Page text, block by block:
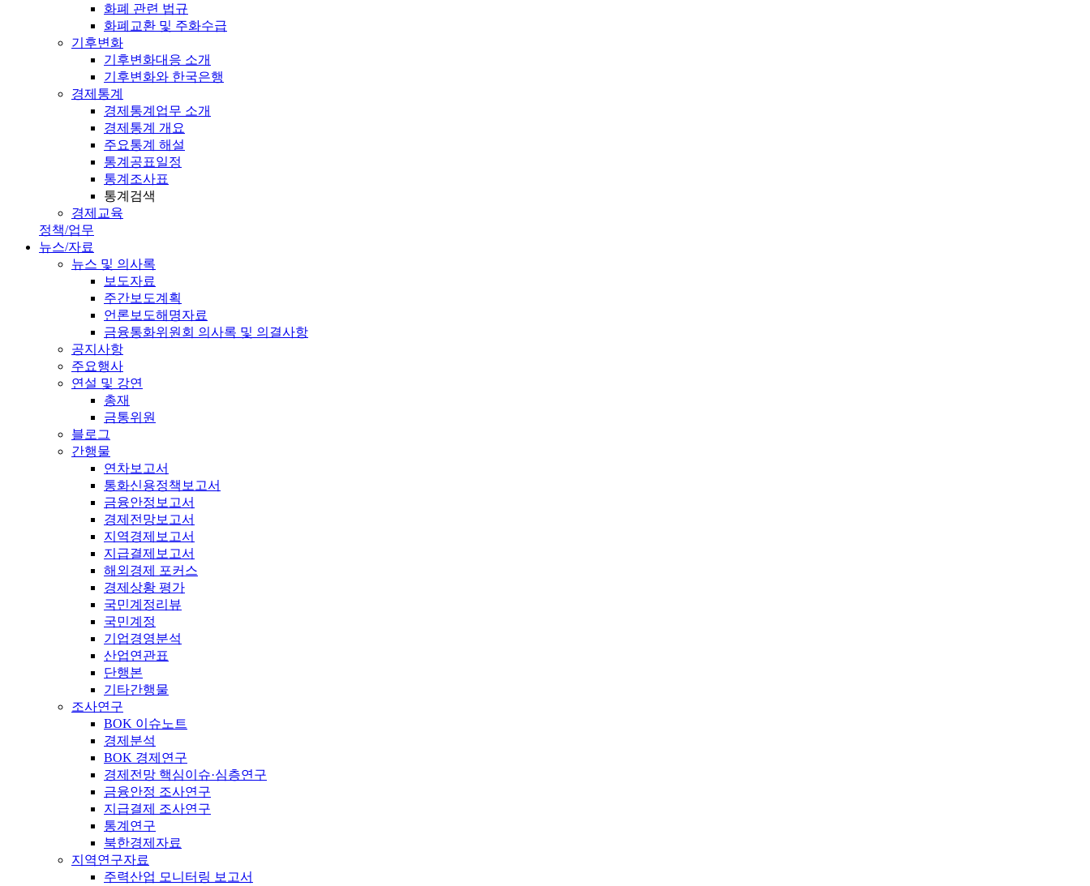
화폐 관련 법규
화폐교환 및 주화수급
기후변화
기후변화대응 소개
기후변화와 한국은행
경제통계
경제통계업무 소개
경제통계 개요
주요통계 해설
통계공표일정
통계조사표
통계검색
경제교육
정책/업무
뉴스/자료
뉴스 및 의사록
보도자료
주간보도계획
언론보도해명자료
금융통화위원회 의사록 및 의결사항
공지사항
주요행사
연설 및 강연
총재
금통위원
블로그
간행물
연차보고서
통화신용정책보고서
금융안정보고서
경제전망보고서
지역경제보고서
지급결제보고서
해외경제 포커스
경제상황 평가
국민계정리뷰
국민계정
기업경영분석
산업연관표
단행본
기타간행물
조사연구
BOK 이슈노트
경제분석
BOK 경제연구
경제전망 핵심이슈·심층연구
금융안정 조사연구
지급결제 조사연구
통계연구
북한경제자료
지역연구자료
주력산업 모니터링 보고서